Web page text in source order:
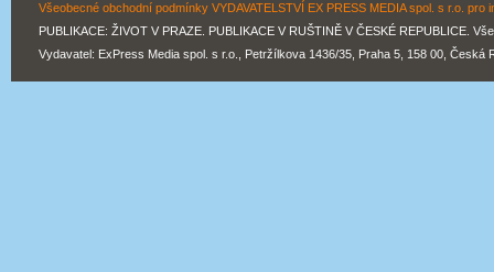
Všeobecné obchodní podmínky VYDAVATELSTVÍ EX PRESS MEDIA spol. s r.o.
PUBLIKACE: ŽIVOT V PRAZE. PUBLIKACE V RUŠTINĚ V ČESKÉ REPUBLICE.
Vydavatel: ExPress Media spol. s r.o., Petržílkova 1436/35, Praha 5, 158 00,